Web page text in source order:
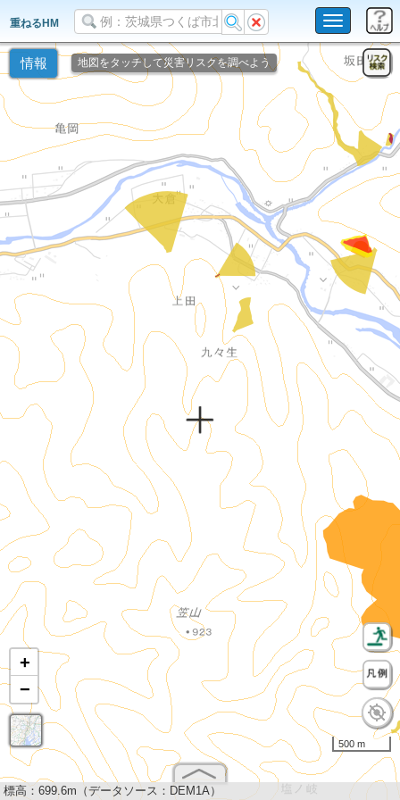
Toggle
navigation
重ねるHM
情報
+
−
500 m
地図をタッチして災害リスクを調べよう
標高： 699.6m（データソース：DEM1A）